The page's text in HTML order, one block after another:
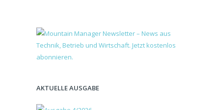
AKTUELLE AUSGABE